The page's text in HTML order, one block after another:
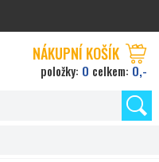
NÁKUPNÍ KOŠÍK
položky: 0 celkem: 0,-